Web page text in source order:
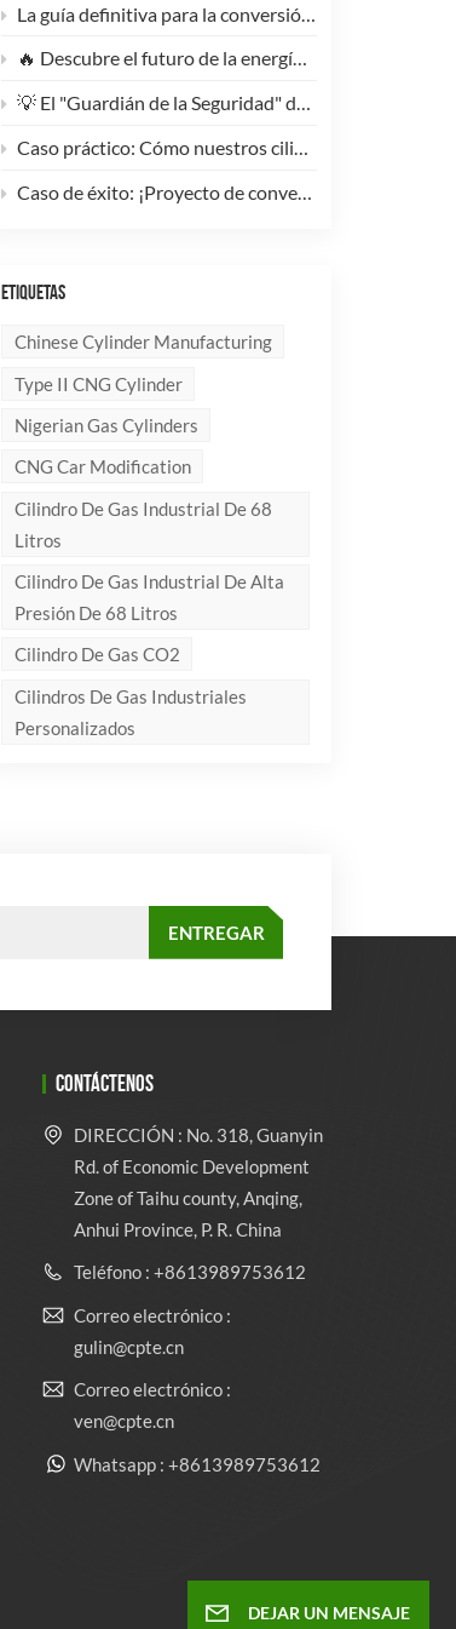
La guía definitiva para la conversión de camiones pesados ​​a GNC: Por qué este cilindro de GNC tipo 1 de 200 litros supone un cambio radical para la reducción de costes de la flota.
🔥 Descubre el futuro de la energía: ¡Conoce la elegante y ultraligera bombona de GLP compuesta de 10 kg!
💡 El "Guardián de la Seguridad" del Gas Industrial y la Supresión de Incendios: Un Análisis en Profundidad de los Cilindros de Gas sin Costura de Acero de Alto Rendimiento
Caso práctico: Cómo nuestros cilindros compuestos de GLP redefinen la seguridad y la imagen de marca para clientes globales.
Caso de éxito: ¡Proyecto de conversión a GNC de un generador de 100 kVA completado con éxito! 🚀
ETIQUETAS
Chinese Cylinder Manufacturing
Type II CNG Cylinder
Nigerian Gas Cylinders
CNG Car Modification
Cilindro De Gas Industrial De 68
Litros
Cilindro De Gas Industrial De Alta
Presión De 68 Litros
Cilindro De Gas CO2
Cilindros De Gas Industriales
Personalizados
CONTÁCTENOS
DIRECCIÓN : No. 318, Guanyin
Rd. of Economic Development
Zone of Taihu county, Anqing,
Anhui Province, P. R. China
Teléfono : +8613989753612
Correo electrónico :
gulin@cpte.cn
Correo electrónico :
ven@cpte.cn
Whatsapp : +8613989753612
DEJAR UN MENSAJE